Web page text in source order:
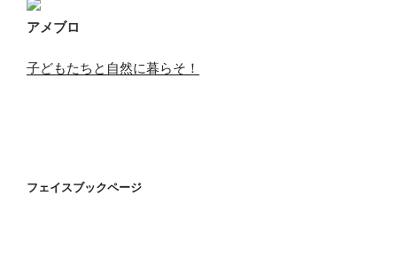
アメブロ
子どもたちと自然に暮らそ！
フェイスブックページ